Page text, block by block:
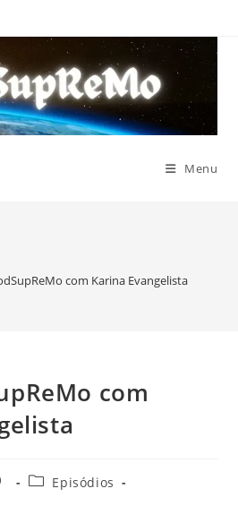
Menu
com Karina Evangelista
com
Categoria
Episódios